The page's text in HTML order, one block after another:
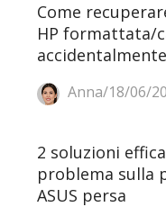
Come
HP formattata/
accidentalmente
Anna/18/06/
2 soluzioni
problema sulla
ASUS persa